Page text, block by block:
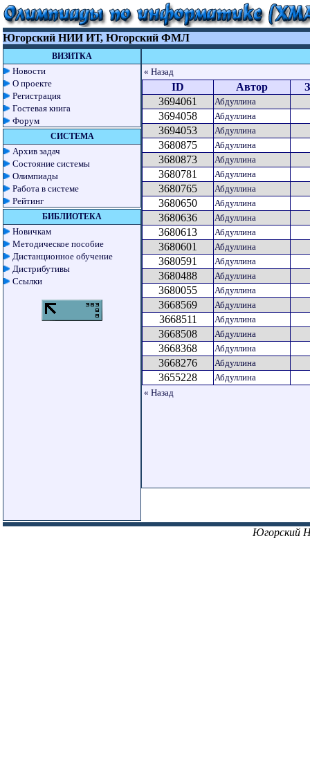
Югорский НИИ ИТ, Югорский ФМЛ
ВИЗИТКА
Новости
О проекте
Регистрация
Гостевая книга
Форум
СИСТЕМА
Архив задач
Состояние системы
Олимпиады
Работа в системе
Рейтинг
БИБЛИОТЕКА
Новичкам
Методическое пособие
Дистанционное обучение
Дистрибутивы
Ссылки
« Назад
ID Автор
3694061
Абдуллина
3694058 Абдуллина
3694053 Абдуллина
3680875 Абдуллина
3680873 Абдуллина
3680781 Абдуллина
3680765 Абдуллина
3680650 Абдуллина
3680636 Абдуллина
3680613 Абдуллина
3680601 Абдуллина
3680591 Абдуллина
3680488 Абдуллина
3680055 Абдуллина
3668569 Абдуллина
3668511 Абдуллина
3668508 Абдуллина
3668368 Абдуллина
3668276 Абдуллина
3655228
Абдуллина
« Назад
Югорский